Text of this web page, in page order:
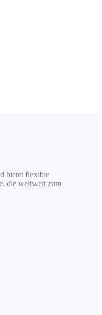
bietet flexible
die weltweit zum